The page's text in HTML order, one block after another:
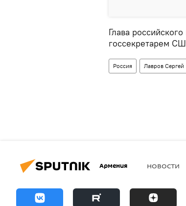
Глава
госсекретарем
Россия Лавров Сергей
Армения НОВОСТИ